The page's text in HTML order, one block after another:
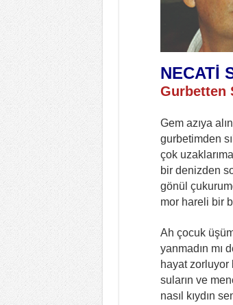
NECATİ
Gurbetten
Gem azıya
gurbetimden
çok
bir denizden
gönül
mor hareli bir
Ah çocuk
yanmadın mı
hayat zorluyor
suların ve
nasıl kıydın